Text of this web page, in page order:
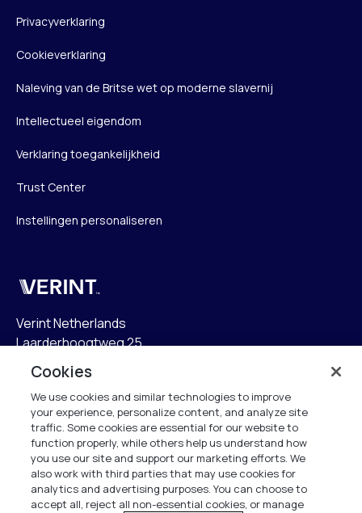
Privacyverklaring
Cookieverklaring
Naleving van de Britse wet op moderne slavernij
Intellectueel eigendom
Verklaring toegankelijkheid
Trust Center
Instellingen personaliseren
Verint
Verint Netherlands
Laarderhoogtweg 25
1101 EB Amsterdam
The Netherlands
info.nl@verint.com
Algemeen:+31 (0)20 799 19 00
Support:+31 (0)88 010 83 00
Cookies
We use cookies and similar technologies to improve
your experience, personalize content, and analyze site
traffic. Some cookies are essential for our website to
function properly, while others help us understand how
you use our site and support our marketing efforts. We
also work with third parties that may use cookies for
analytics and advertising purposes. You can choose to
accept all, reject all non-essential cookies, or manage